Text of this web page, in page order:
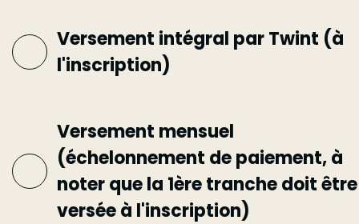
Versement intégral par Twint (à
l'inscription)
Versement mensuel
(échelonnement de paiement, à
noter que la 1ère tranche doit être
versée à l'inscription)